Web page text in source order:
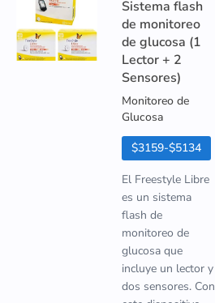
Sistema flash
de monitoreo
de glucosa (1
Lector + 2
Sensores)
Monitoreo de
Glucosa
$3159-$5134
El Freestyle Libre
es un sistema
flash de
monitoreo de
glucosa que
incluye un lector y
dos sensores. Con